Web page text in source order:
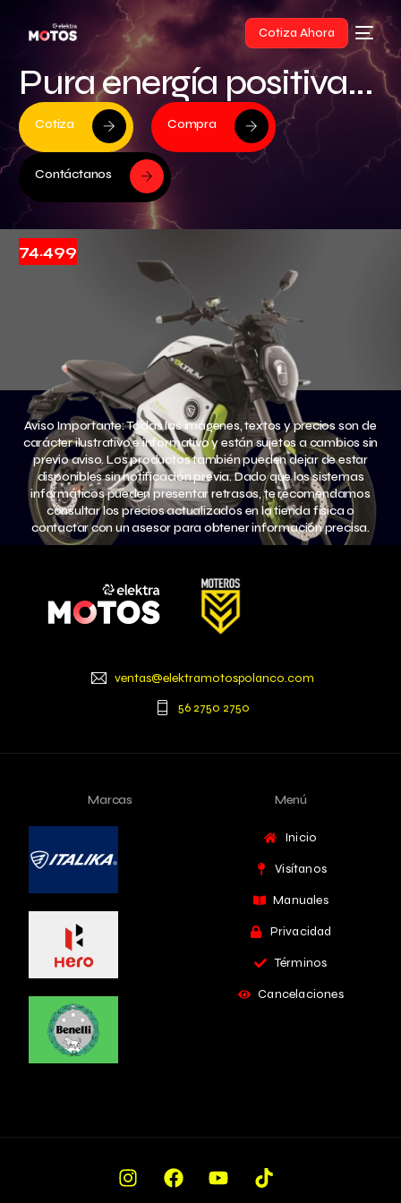
Cotiza Ahora
Pura energía positiva...
Cotiza Compra
Contáctanos
74.499
Aviso Importante: Todas las imágenes, textos y precios son de
carácter ilustrativo e informativo y están sujetos a cambios sin
previo aviso. Los productos también pueden dejar de estar
disponibles sin notificación previa. Dado que los sistemas
informáticos pueden presentar retrasos, te recomendamos
consultar los precios actualizados en la tienda física o
contactar con un asesor para obtener información precisa.
ventas@elektramotospolanco.com
56 2750 2750
Marcas Menú
Inicio
Visítanos
Manuales
Privacidad
Términos
Cancelaciones